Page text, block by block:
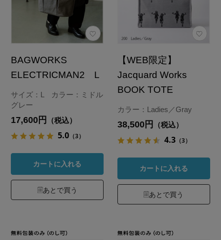
BAGWORKS
ELECTRICMAN2 L
サイズ：L カラー：ミドル
グレー
17,600円 （税込）
5.0 （3）
カートに入れる
あとで買う
【WEB限定】
Jacquard Works
BOOK TOTE
カラー：Ladies／Gray
38,500円 （税込）
4.3 （3）
カートに入れる
あとで買う